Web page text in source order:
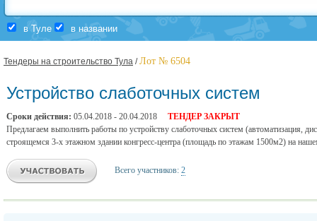
в Туле в названии
Тендеры на строительство Тула /Лот № 6504
Устройство слаботочных систем
Сроки действия: 05.04.2018 - 20.04.2018
ТЕНДЕР ЗАКРЫТ
Предлагаем выполнить работы по устройству слаботочных систем (автоматизация,
строящемся 3-х этажном здании конгресс-центра (площадь по этажам 1500м2) на
Всего участников: 2